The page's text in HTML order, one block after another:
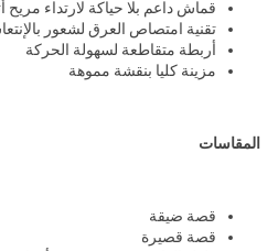
قماش داعم بلا حياكة لارتداء مريح
تقنية امتصاص العرق لشعور
أربطة متقاطعة لسهولة الحركة
مزينة كليا بنقشة مموهة
المقاسات
قصة ضيقة
قصة قصيرة